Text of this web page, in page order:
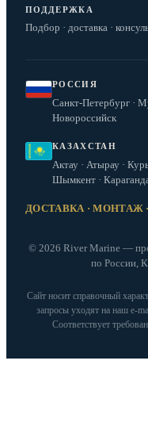
ПОДДЕРЖКА
Подбор · доставка ·
РОССИЯ
Санкт-Петербург ·
Новороссийск
КАЗАХСТАН
Актау · Атырау ·
Шымкент ·
ДОСТАВКА · МОНТАЖ
© 2026 River Marine —
по России,
Сайт носит справочный
запросы уходят на наш
Соответствует